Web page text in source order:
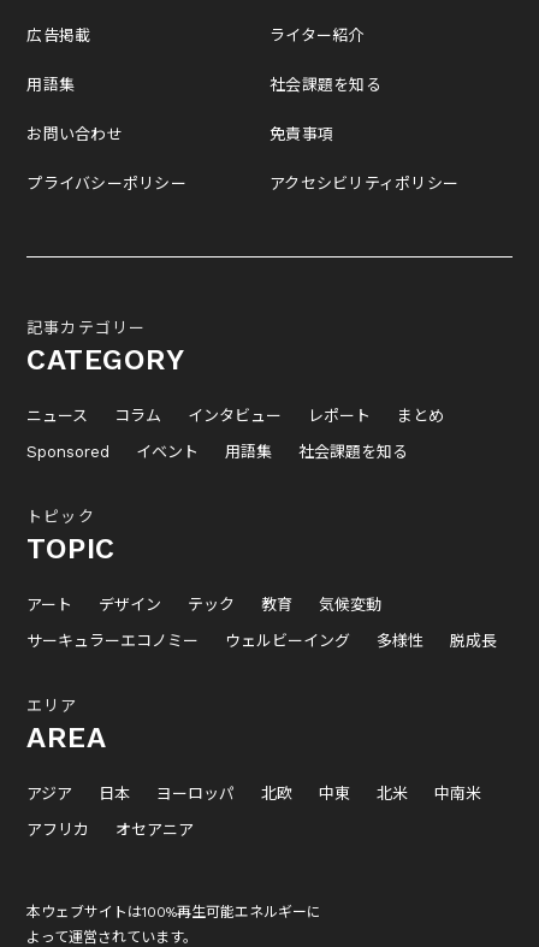
広告掲載
用語集
お問い合わせ
プライバシーポリシー
ライター紹介
社会課題を知る
免責事項
アクセシビリティポリシー
記事カテゴリー
CATEGORY
ニュース コラム インタビュー レポート
まとめ
Sponsored
イベント 用語集 社会課題を知る
トピック
TOPIC
アート デザイン テック 教育
気候変動
サーキュラーエコノミー
ウェルビーイング 多様性 脱成長
エリア
AREA
アジア 日本 ヨーロッパ 北欧 中東 北米
中南米
アフリカ
オセアニア
本ウェブサイトは100%再生可能エネルギーに
よって運営されています。